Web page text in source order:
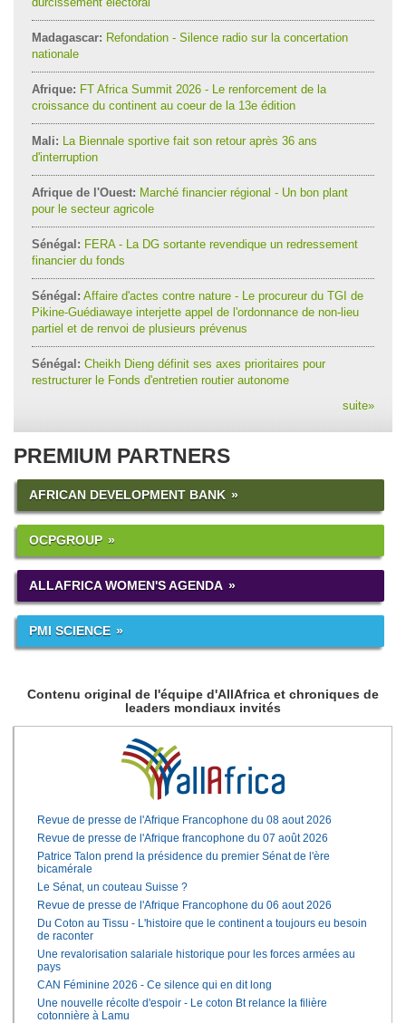
Madagascar: Refondation - Silence radio sur la concertation
nationale
Afrique: FT Africa Summit 2026 - Le renforcement de la
croissance du continent au coeur de la 13e édition
Mali: La Biennale sportive fait son retour après 36 ans
d'interruption
Afrique de l'Ouest: Marché financier régional - Un bon plant
pour le secteur agricole
Sénégal: FERA - La DG sortante revendique un redressement
financier du fonds
Sénégal: Affaire d'actes contre nature - Le procureur du TGI de
Pikine-Guédiawaye interjette appel de l'ordonnance de non-lieu
partiel et de renvoi de plusieurs prévenus
Sénégal: Cheikh Dieng définit ses axes prioritaires pour
restructurer le Fonds d'entretien routier autonome
suite»
PREMIUM PARTNERS
AFRICAN DEVELOPMENT BANK
OCPGROUP
ALLAFRICA WOMEN'S AGENDA
PMI SCIENCE
Contenu original de l'équipe d'AllAfrica et chroniques de
leaders mondiaux invités
Revue de presse de l'Afrique Francophone du 08 aout 2026
Revue de presse de l'Afrique francophone du 07 août 2026
Patrice Talon prend la présidence du premier Sénat de l'ère
bicamérale
Le Sénat, un couteau Suisse ?
Revue de presse de l'Afrique Francophone du 06 aout 2026
Du Coton au Tissu - L'histoire que le continent a toujours eu besoin
de raconter
Une revalorisation salariale historique pour les forces armées au
pays
CAN Féminine 2026 - Ce silence qui en dit long
Une nouvelle récolte d'espoir - Le coton Bt relance la filière
cotonnière à Lamu